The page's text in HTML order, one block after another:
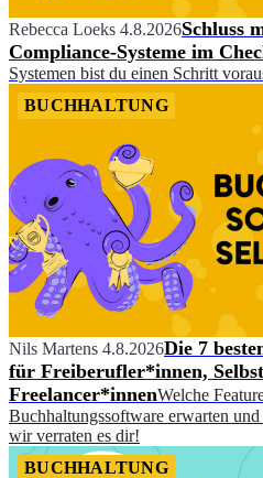
Rebecca Loeks 4.8.2026Schluss
Compliance-Systeme im
Systemen bist du einen Schritt
BUCHHALTUNG
Nils Martens 4.8.2026Die 7
für Freiberufler*innen,
Freelancer*innenWelche
Buchhaltungssoftware erwarten
wir verraten es dir!
BUCHHALTUNG